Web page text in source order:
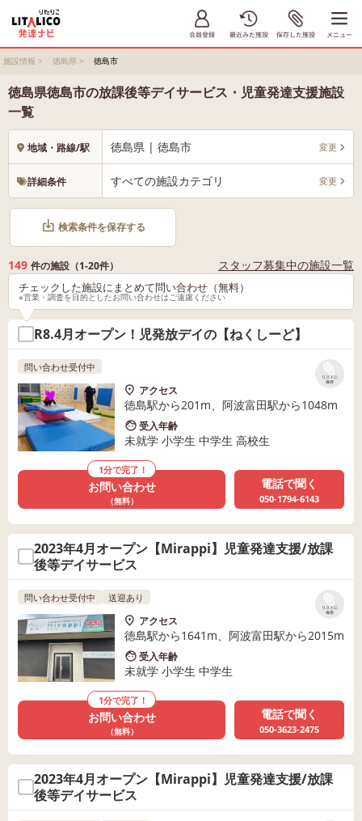
施設情報 > 徳島県 > 徳島市
徳島県徳島市の放課後等デイサービス・児童発達支援施設
一覧
地域・路線/駅 徳島県 | 徳島市 変更
詳細条件 すべての施設カテゴリ 変更
検索条件を保存する
149 件の施設（1-20件） スタッフ募集中の施設一覧
チェックした施設にまとめて問い合わせ（無料）
※営業・調査を目的としたお問い合わせはご遠慮ください
R8.4月オープン！児発放デイの【ねくしーど】
リストに
保存
問い合わせ受付中
アクセス
徳島駅から201m、阿波富田駅から1048m
受入年齢
未就学 小学生 中学生 高校生
1分で完了！
お問い合わせ
（無料）
電話で聞く
050-1794-6143
2023年4月オープン【Mirappi】児童発達支援/放課
後等デイサービス
リストに
保存
問い合わせ受付中 送迎あり
アクセス
徳島駅から1641m、阿波富田駅から2015m
受入年齢
未就学 小学生 中学生
1分で完了！
お問い合わせ
（無料）
電話で聞く
050-3623-2475
2023年4月オープン【Mirappi】児童発達支援/放課
後等デイサービス